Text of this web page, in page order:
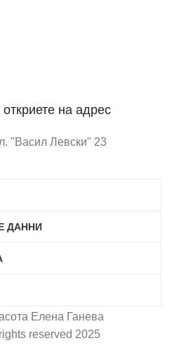
на адрес
"Васил Левски" 23
ДАННИ
reserved 2025